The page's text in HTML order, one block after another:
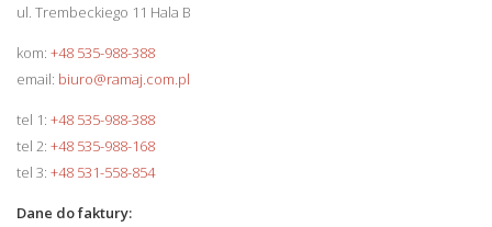
ul. Trembeckiego 11 Hala B
kom: +48 535-988-388
email: biuro@ramaj.com.pl
tel 1: +48 535-988-388
tel 2: +48 535-988-168
tel 3: +48 531-558-854
Dane do faktury: